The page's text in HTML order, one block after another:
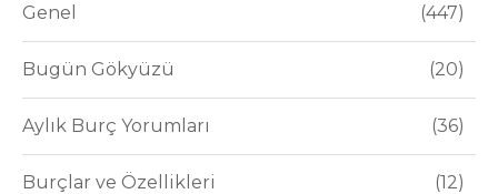
Genel 447
Bugün Gökyüzü 20
Aylık Burç Yorumları 36
Burçlar ve Özellikleri 12